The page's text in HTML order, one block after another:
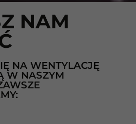
NAM
NA WENTYLACJĘ
W NASZYM